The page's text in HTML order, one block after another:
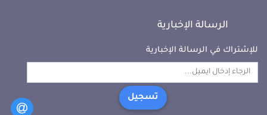
الرسالة الإخبارية
للإشتراك في الرسالة الإخبارية
تسجيل